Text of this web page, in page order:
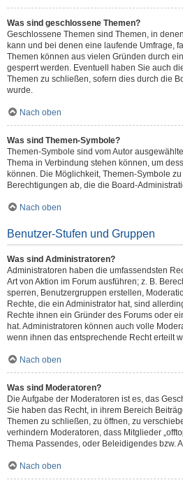
Was sind geschlossene Themen?
Geschlossene Themen sind Themen, in
kann und bei denen eine laufende Umfrage,
Themen können aus vielen Gründen durch
gesperrt werden. Eventuell haben Sie auch
Themen zu schließen, sofern dies durch die
wurde.
Nach oben
Was sind Themen-Symbole?
Themen-Symbole sind vom Autor
Thema in Verbindung stehen können, um
können. Die Möglichkeit, Themen-Symbole
Berechtigungen ab, die die Board-
Nach oben
Benutzer-Stufen und Gruppen
Was sind Administratoren?
Administratoren haben die umfassendsten
Art von Aktion im Forum ausführen; z. B.
sperren, Benutzergruppen erstellen,
Rechte, die ein Administrator hat, sind
Rechte ihnen ein Gründer des Forums oder
hat. Administratoren können auch volle
wenn ihnen das entsprechende Recht erteilt
Nach oben
Was sind Moderatoren?
Die Aufgabe der Moderatoren ist es, das
Sie haben das Recht, in ihrem Bereich
Themen zu schließen, zu öffnen, zu
verhindern Moderatoren, dass Mitglieder
Thema Passendes, oder Beleidigendes bzw.
Nach oben